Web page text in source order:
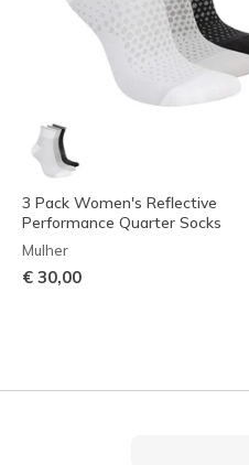
3 Pack Women's Reflective
Performance Quarter Socks
Mulher
€ 30,00